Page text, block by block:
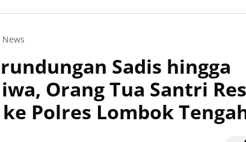
News
Sadis hingga
Orang Tua Santri
Polres Lombok